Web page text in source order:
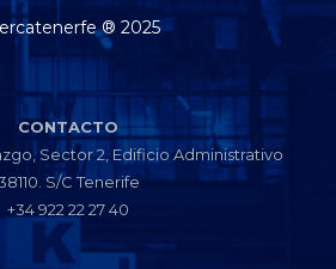
® 2025
CONTACTO
Sector 2, Edificio Administrativo
S/C Tenerife
+34 922 22 27 40